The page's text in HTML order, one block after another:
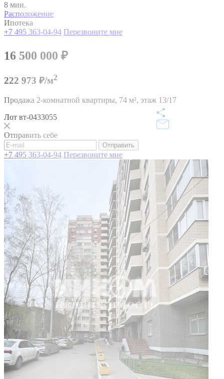
8 мин.
Расположение
Ипотека
+7 495 363-04-94 Перезвоните мне
16 500 000 ₽
222 973 ₽/м2
Продажа 2-комнатной квартиры, 74 м², этаж 13/17
Лот вт-0433055
Отправить себе
Отправить
+7 495 363-04-94 Перезвоните мне